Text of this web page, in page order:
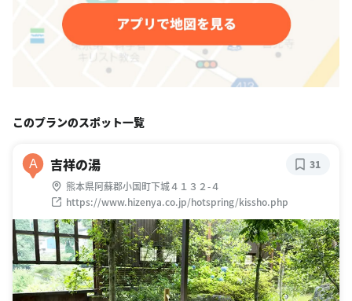
このプランのスポット一覧
A 吉祥の湯
熊本県阿蘇郡小国町下城４１３２-４
https://www.hizenya.co.jp/hotspring/kissho.php
31